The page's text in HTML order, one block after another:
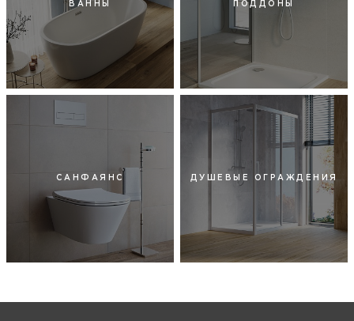
ВАННЫ ПОДДОНЫ
САНФАЯНС ДУШЕВЫЕ ОГРАЖДЕНИЯ